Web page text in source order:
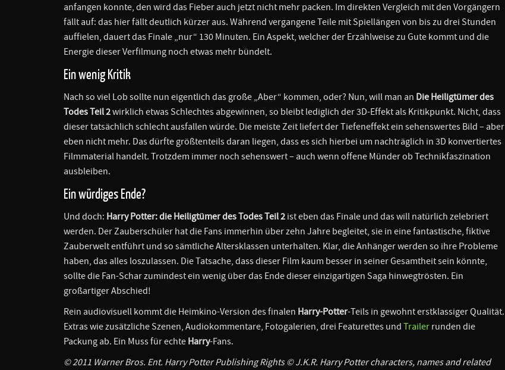
anfangen konnte, den wird das Fieber auch jetzt nicht mehr packen. Im direkten Vergleich mit den Vorgängern
fällt auf: das hier fällt deutlich kürzer aus. Während vergangene Teile mit Spiellängen von bis zu drei Stunden
auffielen, dauert das Finale „nur“ 130 Minuten. Ein Aspekt, welcher der Erzählweise zu Gute kommt und die
Energie dieser Verfilmung noch etwas mehr bündelt.
Ein wenig Kritik
Nach so viel Lob sollte nun eigentlich das große „Aber“ kommen, oder? Nun, will man an Die Heiligtümer des
Todes Teil 2wirklich etwas Schlechtes abgewinnen, so bleibt lediglich der 3D-Effekt als Kritikpunkt. Nicht, dass
dieser tatsächlich schlecht ausfallen würde. Die meiste Zeit liefert der Tiefeneffekt ein sehenswertes Bild – aber
eben nicht mehr. Das dürfte größtenteils daran liegen, dass es sich hierbei um nachträglich in 3D konvertiertes
Filmmaterial handelt. Trotzdem immer noch sehenswert – auch wenn offene Münder ob Technikfaszination
ausbleiben.
Ein würdiges Ende?
Und doch: Harry Potter: die Heiligtümer des Todes Teil 2 ist eben das Finale und das will natürlich zelebriert
werden. Der Zauberschüler hat die Fans immerhin über zehn Jahre begleitet, sie in eine fantastische, fiktive
Zauberwelt entführt und so sämtliche Altersklassen unterhalten. Klar, die Anhänger werden so ihre Probleme
haben, das alles loszulassen. Die Tatsache, dass dieser Film kaum besser in seiner Gesamtheit sein könnte,
sollte die Fan-Schar zumindest ein wenig über das Ende dieser einzigartigen Saga hinwegtrösten. Ein
großartiger Abschied!
Rein audiovisuell kommt die Heimkino-Version des finalen Harry-Potter-Teils in gewohnt erstklassiger Qualität.
Extras wie zusätzliche Szenen, Audiokommentare, Fotogalerien, drei Featurettes und Trailer runden die
Packung ab. Ein Muss für echte Harry-Fans.
© 2011 Warner Bros. Ent. Harry Potter Publishing Rights © J.K.R. Harry Potter characters, names and related